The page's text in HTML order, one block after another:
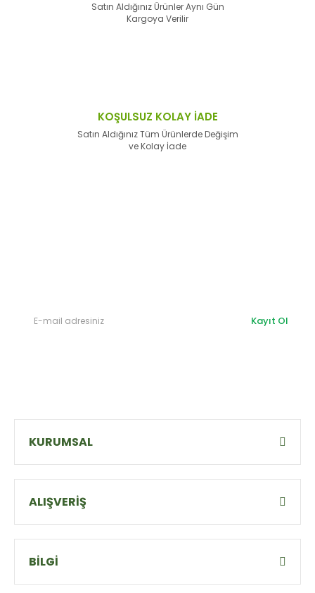
Satın Aldığınız Ürünler Aynı Gün
Kargoya Verilir
KOŞULSUZ KOLAY İADE
Satın Aldığınız Tüm Ürünlerde Değişim
ve Kolay İade
Kayıt Ol
KURUMSAL
ALIŞVERİŞ
BİLGİ